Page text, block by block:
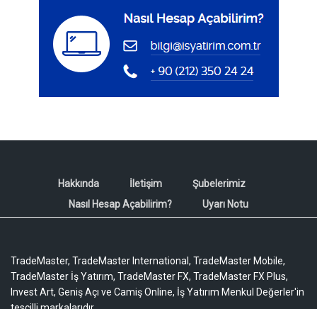
Hakkında İletişim
Şubelerimiz
Nasıl Hesap Açabilirim?
Uyarı Notu
TradeMaster, TradeMaster International, TradeMaster Mobile,
TradeMaster İş Yatırım, TradeMaster FX, TradeMaster FX Plus,
Invest Art, Geniş Açı ve Camiş Online, İş Yatırım Menkul Değerler'in